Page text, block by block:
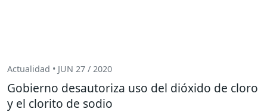
Actualidad • JUN 27 / 2020
Gobierno desautoriza uso del dióxido de cloro
y el clorito de sodio